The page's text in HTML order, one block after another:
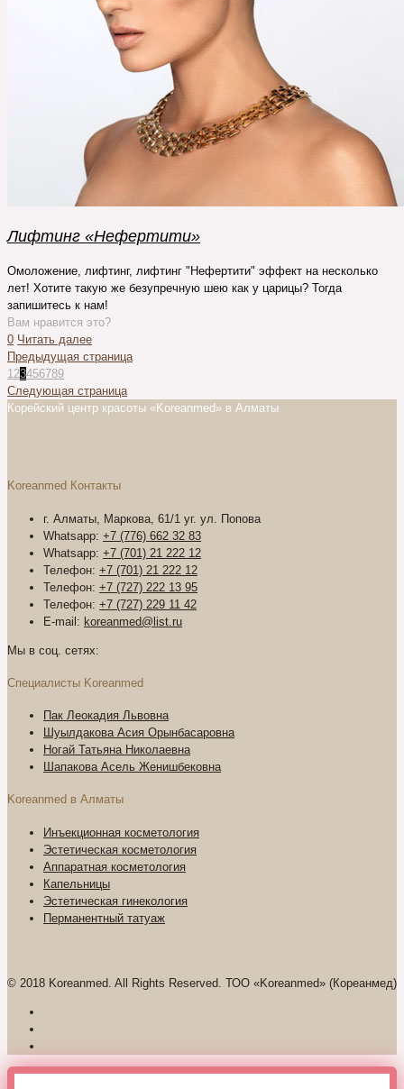
Лифтинг «Нефертити»
Омоложение, лифтинг, лифтинг "Нефертити" эффект на несколько
лет! Хотите такую же безупречную шею как у царицы? Тогда
запишитесь к нам!
Вам нравится это?
0 Читать далее
Предыдущая страница
123456789
Следующая страница
Корейский центр красоты «Koreanmed» в Алматы
Koreanmed Контакты
г. Алматы, Маркова, 61/1 уг. ул. Попова
Whatsapp: +7 (776) 662 32 83
Whatsapp: +7 (701) 21 222 12
Телефон: +7 (701) 21 222 12
Телефон: +7 (727) 222 13 95
Телефон: +7 (727) 229 11 42
E-mail: koreanmed@list.ru
Мы в соц. сетях:
Специалисты Koreanmed
Пак Леокадия Львовна
Шуылдакова Асия Орынбасаровна
Ногай Татьяна Николаевна
Шапакова Асель Женишбековна
Koreanmed в Алматы
Инъекционная косметология
Эстетическая косметология
Аппаратная косметология
Капельницы
Эстетическая гинекология
Перманентный татуаж
© 2018 Koreanmed. All Rights Reserved. ТОО «Koreanmed» (Кореанмед)